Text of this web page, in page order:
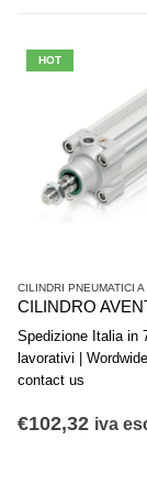
- ISO 15552
HOT
CILINDRI PNEUMATICI
Spedizione Italia in
lavorativi |
contact us
€102,32 iva